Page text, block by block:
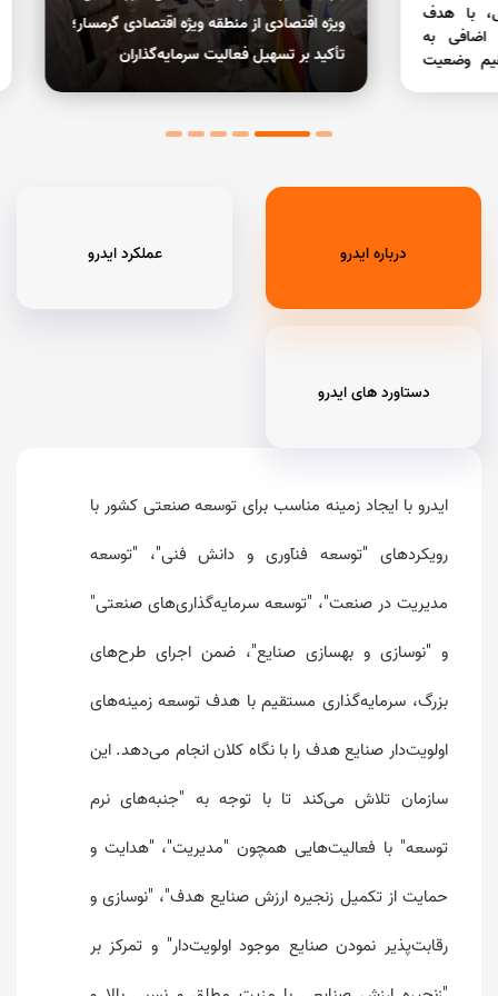
هدف
به
ویژه اقتصادی از منطقه ویژه اقتصادی گرمسار؛
تأکید بر تسهیل فعالیت سرمایه‌گذاران
درباره ایدرو عملکرد ایدرو
دستاورد های ایدرو
ایدرو با ایجاد زمینه مناسب برای توسعه صنعتی کشور با
رویکردهای "توسعه فنآوری و دانش فنی"، "توسعه
مدیریت در صنعت"، "توسعه سرمایه‌گذاری‌های صنعتی"
و "نوسازی و بهسازی صنایع"، ضمن اجرای طرح‌های
بزرگ، سرمایه‌گذاری مستقیم با هدف توسعه زمینه‌های
اولویت‌دار صنایع هدف را با نگاه کلان انجام می‌دهد. این
سازمان تلاش می‌کند تا با توجه به "جنبه‌های نرم
توسعه" با فعالیت‌هایی همچون "مدیریت"، "هدایت و
حمایت از تکمیل زنجیره ارزش صنایع هدف"، "نوسازی و
رقابت‌پذیر نمودن صنایع موجود اولویت‌دار" و تمرکز بر